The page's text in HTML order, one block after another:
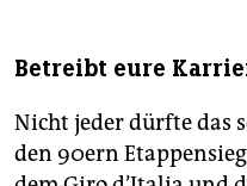
Betreibt eure
Nicht jeder dürfte das
den 90ern